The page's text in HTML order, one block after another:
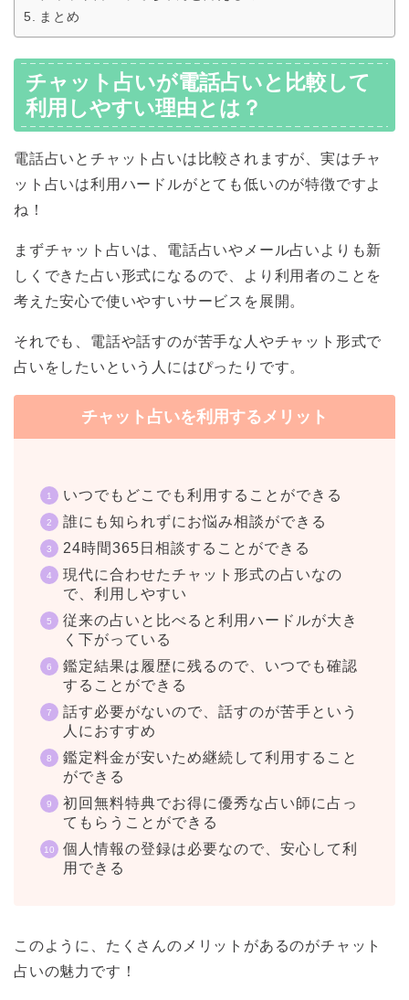
まとめ
チャット占いが電話占いと比較して
利用しやすい理由とは？
電話占いとチャット占いは比較されますが、実はチャ
ット占いは利用ハードルがとても低いのが特徴ですよ
ね！
まずチャット占いは、電話占いやメール占いよりも新
しくできた占い形式になるので、より利用者のことを
考えた安心で使いやすいサービスを展開。
それでも、電話や話すのが苦手な人やチャット形式で
占いをしたいという人にはぴったりです。
チャット占いを利用するメリット
いつでもどこでも利用することができる
誰にも知られずにお悩み相談ができる
24時間365日相談することができる
現代に合わせたチャット形式の占いなの
で、利用しやすい
従来の占いと比べると利用ハードルが大き
く下がっている
鑑定結果は履歴に残るので、いつでも確認
することができる
話す必要がないので、話すのが苦手という
人におすすめ
鑑定料金が安いため継続して利用すること
ができる
初回無料特典でお得に優秀な占い師に占っ
てもらうことができる
個人情報の登録は必要なので、安心して利
用できる
このように、たくさんのメリットがあるのがチャット
占いの魅力です！